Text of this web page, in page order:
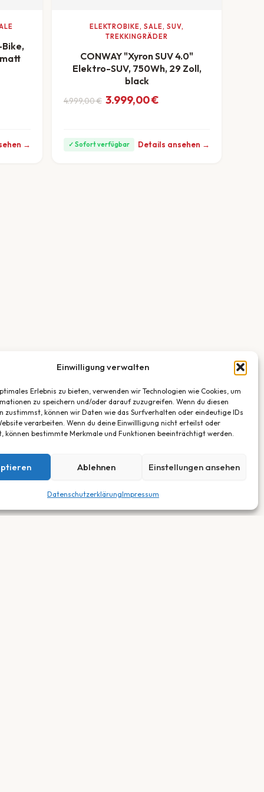
Einwilligung verwalten
Erlebnis zu bieten, verwenden wir Technologien wie Cookies, um
zu speichern und/oder darauf zuzugreifen. Wenn du diesen
zustimmst, können wir Daten wie das Surfverhalten oder eindeutige IDs
verarbeiten. Wenn du deine Einwillligung nicht erteilst oder
können bestimmte Merkmale und Funktionen beeinträchtigt werden.
Ablehnen Einstellungen ansehen
DatenschutzerklärungImpressum
→
ELEKTROBIKE, SALE, SUV,
TREKKINGRÄDER
CONWAY "Xyron SUV 4.0"
Elektro-SUV, 750Wh, 29 Zoll,
black
4.999,00€
Ursprünglicher Preis war: 4.999,00 €
3.999,00€
Aktueller Preis ist: 3.999,00 €.
✓ Sofort verfügbar Details ansehen →